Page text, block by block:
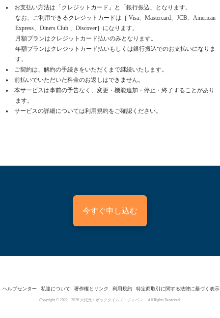
お支払い方法は「クレジットカード」と「銀行振込」となります。
なお、ご利用できるクレジットカードは［ Visa、Mastercard、JCB、American
Express、Diners Club 、Discover］になります。
月額プランはクレジットカード払いのみとなります。
年額プランはクレジットカード払いもしくは銀行振込でのお支払いになりま
す。
ご契約は、解約の手続きをいただくまで継続いたします。
前払いでいただいた料金のお返しはできません。
本サービスは事前の予告なく、変更・機能追加・停止・終了することがあり
ます。
サービスの詳細については利用規約をご確認ください。
今すぐ申し込む
ヘルプセンター 私達について 著作権とリンク 利用規約 特定商取引に関する法律に基づく表示
Copyright © 2022 - 2026 大紀元エポックタイムズ・ジャパン. All Rights Reserved.